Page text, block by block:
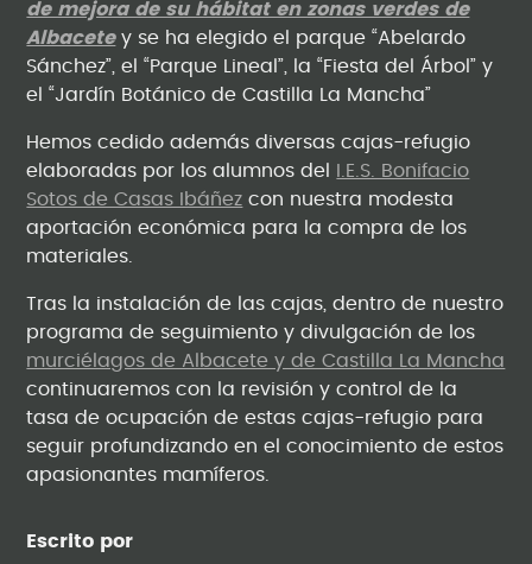
Escrito por
de mejora de su hábitat en zonas verdes de
Albacetey se ha elegido el parque “Abelardo
Sánchez”, el “Parque Lineal”, la “Fiesta del Árbol” y
el “Jardín Botánico de Castilla La Mancha”
Hemos cedido además diversas cajas-refugio
elaboradas por los alumnos del
I.E.S. Bonifacio
Sotos de Casas Ibáñez con nuestra modesta
aportación económica para la compra de los
materiales.
Tras la instalación de las cajas, dentro de nuestro
programa de seguimiento y divulgación de los
murciélagos de Albacete y de Castilla La Mancha
continuaremos con la revisión y control de la
tasa de ocupación de estas cajas-refugio para
seguir profundizando en el conocimiento de estos
apasionantes mamíferos.